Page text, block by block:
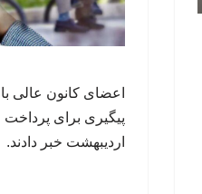
اعضای کانون عالی
پیگیری برای
اردیبهشت خبر دادند.